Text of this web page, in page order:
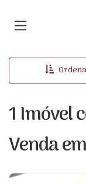
1 Imóvel
Venda